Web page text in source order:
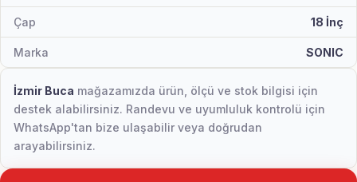
Çap 18 İnç
Marka SONIC
İzmir Buca mağazamızda ürün, ölçü ve stok bilgisi için
destek alabilirsiniz. Randevu ve uyumluluk kontrolü için
WhatsApp'tan bize ulaşabilir veya doğrudan
arayabilirsiniz.